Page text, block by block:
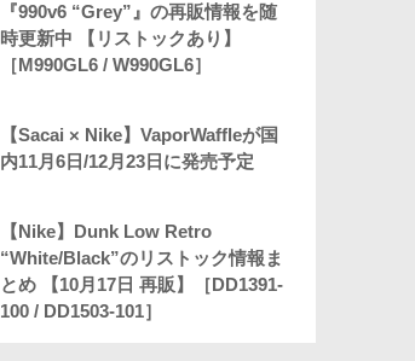
『990v6 “Grey”』の再販情報を随
時更新中 【リストックあり】
［M990GL6 / W990GL6］
【Sacai × Nike】VaporWaffleが国
内11月6日/12月23日に発売予定
【Nike】Dunk Low Retro
“White/Black”のリストック情報ま
とめ 【10月17日 再販】［DD1391-
100 / DD1503-101］